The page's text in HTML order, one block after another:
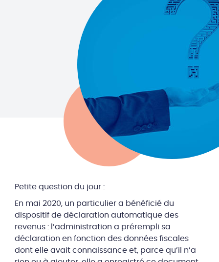
Petite question du jour :
En mai 2020, un particulier a bénéficié du
dispositif de déclaration automatique des
revenus : l’administration a prérempli sa
déclaration en fonction des données fiscales
dont elle avait connaissance et, parce qu’il n’a